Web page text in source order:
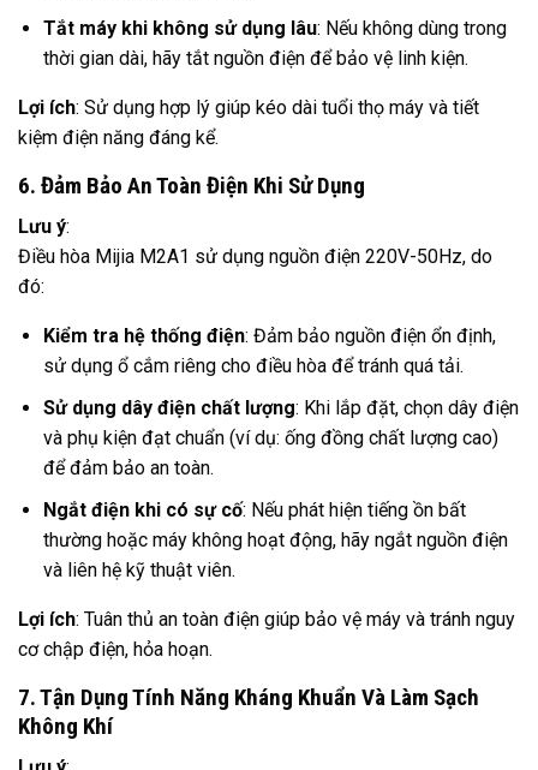
Tắt máy khi không sử dụng lâu: Nếu không dùng trong
thời gian dài, hãy tắt nguồn điện để bảo vệ linh kiện.
Lợi ích: Sử dụng hợp lý giúp kéo dài tuổi thọ máy và tiết
kiệm điện năng đáng kể.
6. Đảm Bảo An Toàn Điện Khi Sử Dụng
Lưu ý:
Điều hòa Mijia M2A1 sử dụng nguồn điện 220V-50Hz, do
đó:
Kiểm tra hệ thống điện: Đảm bảo nguồn điện ổn định,
sử dụng ổ cắm riêng cho điều hòa để tránh quá tải.
Sử dụng dây điện chất lượng: Khi lắp đặt, chọn dây điện
và phụ kiện đạt chuẩn (ví dụ: ống đồng chất lượng cao)
để đảm bảo an toàn.
Ngắt điện khi có sự cố: Nếu phát hiện tiếng ồn bất
thường hoặc máy không hoạt động, hãy ngắt nguồn điện
và liên hệ kỹ thuật viên.
Lợi ích: Tuân thủ an toàn điện giúp bảo vệ máy và tránh nguy
cơ chập điện, hỏa hoạn.
7. Tận Dụng Tính Năng Kháng Khuẩn Và Làm Sạch
Không Khí